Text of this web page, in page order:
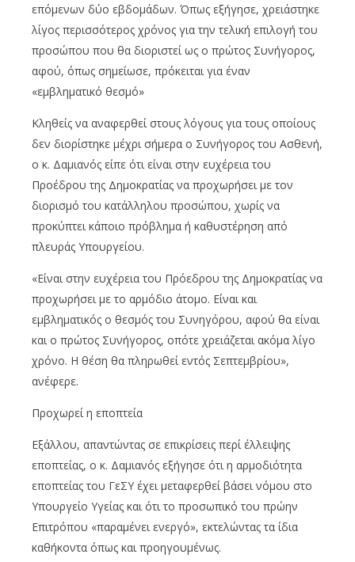
επόμενων δύο εβδομάδων. Όπως εξήγησε, χρειάστηκε
λίγος περισσότερος χρόνος για την τελική επιλογή του
προσώπου που θα διοριστεί ως ο πρώτος Συνήγορος,
αφού, όπως σημείωσε, πρόκειται για έναν
«εμβληματικό θεσμό»
Κληθείς να αναφερθεί στους λόγους για τους οποίους
δεν διορίστηκε μέχρι σήμερα ο Συνήγορος του Ασθενή,
ο κ. Δαμιανός είπε ότι είναι στην ευχέρεια του
Προέδρου της Δημοκρατίας να προχωρήσει με τον
διορισμό του κατάλληλου προσώπου, χωρίς να
προκύπτει κάποιο πρόβλημα ή καθυστέρηση από
πλευράς Υπουργείου.
«Είναι στην ευχέρεια του Πρόεδρου της Δημοκρατίας να
προχωρήσει με το αρμόδιο άτομο. Είναι και
εμβληματικός ο θεσμός του Συνηγόρου, αφού θα είναι
και ο πρώτος Συνήγορος, οπότε χρειάζεται ακόμα λίγο
χρόνο. Η θέση θα πληρωθεί εντός Σεπτεμβρίου»,
ανέφερε.
Προχωρεί η εποπτεία
Εξάλλου, απαντώντας σε επικρίσεις περί έλλειψης
εποπτείας, ο κ. Δαμιανός εξήγησε ότι η αρμοδιότητα
εποπτείας του ΓεΣΥ έχει μεταφερθεί βάσει νόμου στο
Υπουργείο Υγείας και ότι το προσωπικό του πρώην
Επιτρόπου «παραμένει ενεργό», εκτελώντας τα ίδια
καθήκοντα όπως και προηγουμένως.